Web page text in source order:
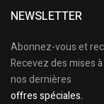
NEWSLETTER
Abonnez-vous et
Recevez des mises
nos dernières
offres spéciales.